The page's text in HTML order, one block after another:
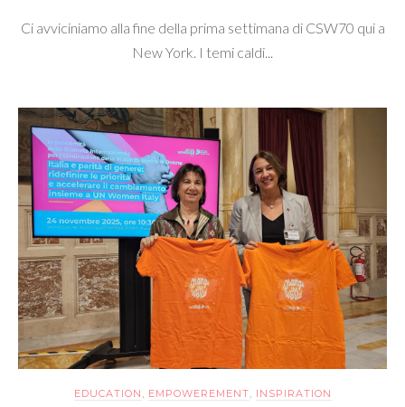
Ci avviciniamo alla fine della prima settimana di CSW70 qui a
New York. I temi caldi...
EDUCATION EMPOWEREMENT INSPIRATION